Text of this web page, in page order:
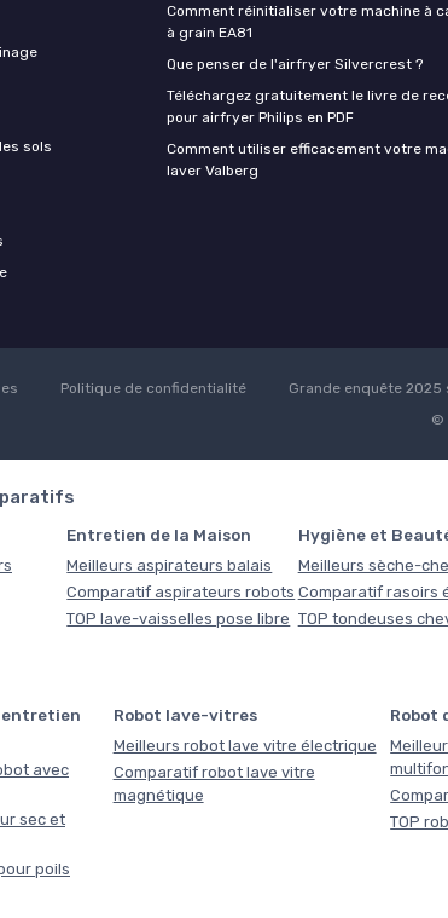
sols
Comment réinitialiser votre machine à
à grain EA81
Que penser de l'airfryer Silvercrest ?
Téléchargez gratuitement le livre de
pour airfryer Philips en PDF
Comment utiliser efficacement votre
laver Valberg
Politique de confidentialité Grande enquête 2025
©
Entretien de la Maison
Meilleurs aspirateurs balais
Comparatif aspirateurs robots
TOP lave-vaisselles pose libre
Hygiène et
Meilleurs sèche-
Comparatif rasoirs
TOP tondeuses
entretien
avec
sec et
poils
Robot lave-vitres
Meilleurs robot lave vitre électrique
Comparatif robot lave vitre
magnétique
Robot
TOP